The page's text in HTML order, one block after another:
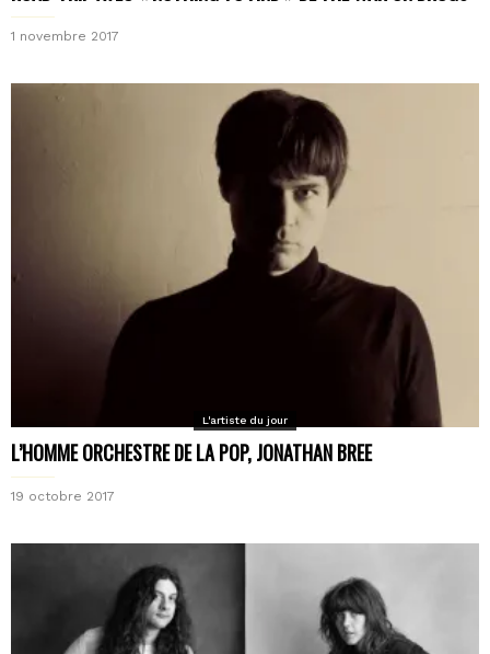
1 novembre 2017
L'artiste du jour
L’HOMME ORCHESTRE DE LA POP, JONATHAN BREE
19 octobre 2017